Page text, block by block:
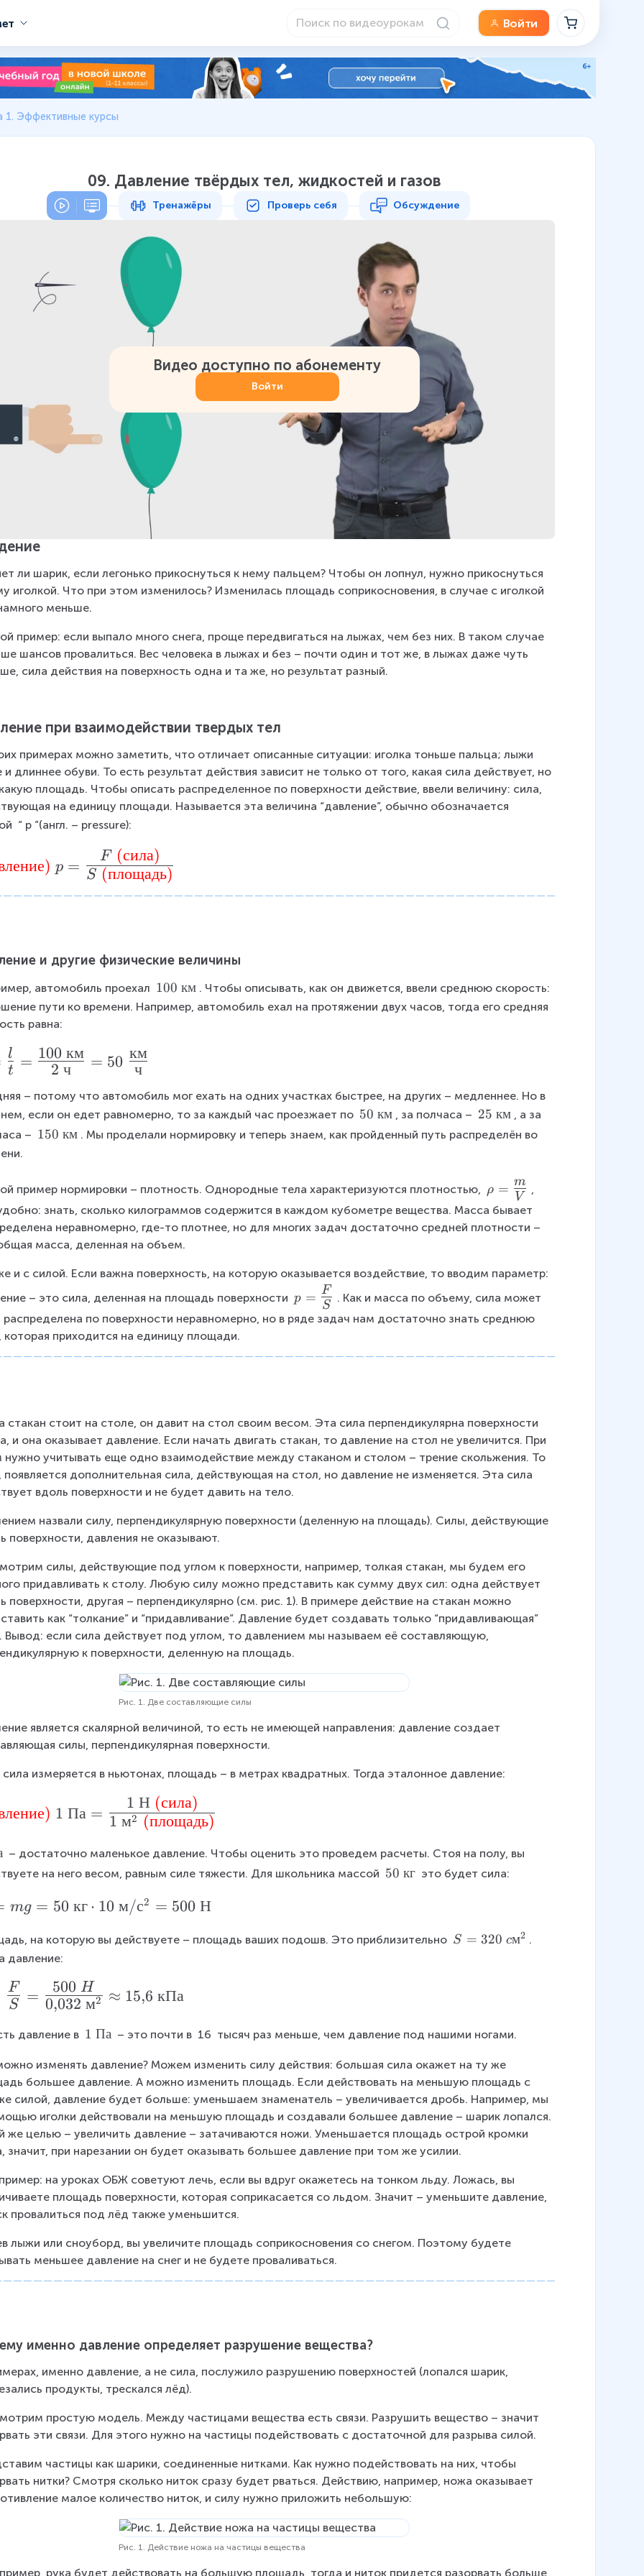
Войти
1. Эффективные курсы
09. Давление твёрдых тел, жидкостей и газов
Тренажёры Проверь себя Обсуждение
Видео доступно по абонементу
Войти
ли шарик, если легонько прикоснуться к нему пальцем? Чтобы он лопнул, нужно прикоснуться
иголкой. Что при этом изменилось? Изменилась площадь соприкосновения, в случае с иголкой
меньше.
пример: если выпало много снега, проще передвигаться на лыжах, чем без них. В таком случае
шансов провалиться. Вес человека в лыжах и без – почти один и тот же, в лыжах даже чуть
сила действия на поверхность одна и та же, но результат разный.
при взаимодействии твердых тел
примерах можно заметить, что отличает описанные ситуации: иголка тоньше пальца; лыжи
и длиннее обуви. То есть результат действия зависит не только от того, какая сила действует, но
площадь. Чтобы описать распределенное по поверхности действие, ввели величину: сила,
на единицу площади. Называется эта величина “давление”, обычно обозначается
“ p ”(англ. – pressure):
) p = S (площадь)
F (сила)
и другие физические величины
автомобиль проехал 1
0
100 км . Чтобы описывать, как он движется, ввели среднюю скорость:
пути ко времени. Например, автомобиль ехал на протяжении двух часов, тогда его средняя
равна:
t
l = 2 ч
100 км = 50 ч
км
– потому что автомобиль мог ехать на одних участках быстрее, на других – медленнее. Но в
если он едет равномерно, то за каждый час проезжает по 5
0
50 км , за полчаса – 2
5
25 км , а за
– 1
~
м
150 км . Мы проделали нормировку и теперь знаем, как пройденный путь распределён во
пример нормировки – плотность. Однородные тела характеризуются плотностью,
\
r
h
o
\
L
a
c
{
m
}
V
ρ = V
m
,
знать, сколько килограммов содержится в каждом кубометре вещества. Масса бывает
неравномерно, где-то плотнее, но для многих задач достаточно средней плотности –
масса, деленная на объем.
и с силой. Если важна поверхность, на которую оказывается воздействие, то вводим параметр:
– это сила, деленная на площадь поверхности p
=
{
L
e
\
fr
a
F
S
}
}
p = S
F
. Как и масса по объему, сила может
распределена по поверхности неравномерно, но в ряде задач нам достаточно знать среднюю
которая приходится на единицу площади.
стакан стоит на столе, он давит на стол своим весом. Эта сила перпендикулярна поверхности
и она оказывает давление. Если начать двигать стакан, то давление на стол не увеличится. При
нужно учитывать еще одно взаимодействие между стаканом и столом – трение скольжения. То
появляется дополнительная сила, действующая на стол, но давление не изменяется. Эта сила
вдоль поверхности и не будет давить на тело.
назвали силу, перпендикулярную поверхности (деленную на площадь). Силы, действующие
поверхности, давления не оказывают.
силы, действующие под углом к поверхности, например, толкая стакан, мы будем его
придавливать к столу. Любую силу можно представить как сумму двух сил: одна действует
поверхности, другая – перпендикулярно (см. рис. 1). В примере действие на стакан можно
как “толкание” и “придавливание”. Давление будет создавать только “придавливающая”
Вывод: если сила действует под углом, то давлением мы называем её составляющую,
к поверхности, деленную на площадь.
Рис. 1. Две составляющие силы
является скалярной величиной, то есть не имеющей направления: давление создает
силы, перпендикулярная поверхности.
измеряется в ньютонах, площадь – в метрах квадратных. Тогда эталонное давление:
) 1 Па = 1 м2 (площадь)
1 Н (сила)
– достаточно маленькое давление. Чтобы оценить это проведем расчеты. Стоя на полу, вы
на него весом, равным силе тяжести. Для школьника массой 5
г
50 кг это будет сила:
mg = 50 кг ⋅ 10 м/с2 = 500 Н
на которую вы действуете – площадь ваших подошв. Это приблизительно S
c
^
2
S = 320 cм2 .
давление:
S
F = 0,032 м2
500 H ≈ 15,6 кПа
давление в 1
П
а
1 Па – это почти в 16 тысяч раз меньше, чем давление под нашими ногами.
изменять давление? Можем изменить силу действия: большая сила окажет на ту же
большее давление. А можно изменить площадь. Если действовать на меньшую площадь с
силой, давление будет больше: уменьшаем знаменатель – увеличивается дробь. Например, мы
иголки действовали на меньшую площадь и создавали большее давление – шарик лопался.
же целью – увеличить давление – затачиваются ножи. Уменьшается площадь острой кромки
значит, при нарезании он будет оказывать большее давление при том же усилии.
на уроках ОБЖ советуют лечь, если вы вдруг окажетесь на тонком льду. Ложась, вы
площадь поверхности, которая соприкасается со льдом. Значит – уменьшите давление,
провалиться под лёд также уменьшится.
лыжи или сноуборд, вы увеличите площадь соприкосновения со снегом. Поэтому будете
меньшее давление на снег и не будете проваливаться.
именно давление определяет разрушение вещества?
именно давление, а не сила, послужило разрушению поверхностей (лопался шарик,
продукты, трескался лёд).
простую модель. Между частицами вещества есть связи. Разрушить вещество – значит
эти связи. Для этого нужно на частицы подействовать с достаточной для разрыва силой.
частицы как шарики, соединенные нитками. Как нужно подействовать на них, чтобы
нитки? Смотря сколько ниток сразу будет рваться. Действию, например, ножа оказывает
малое количество ниток, и силу нужно приложить небольшую:
Рис. 1. Действие ножа на частицы вещества
рука будет действовать на большую площадь, тогда и ниток придется разорвать больше,